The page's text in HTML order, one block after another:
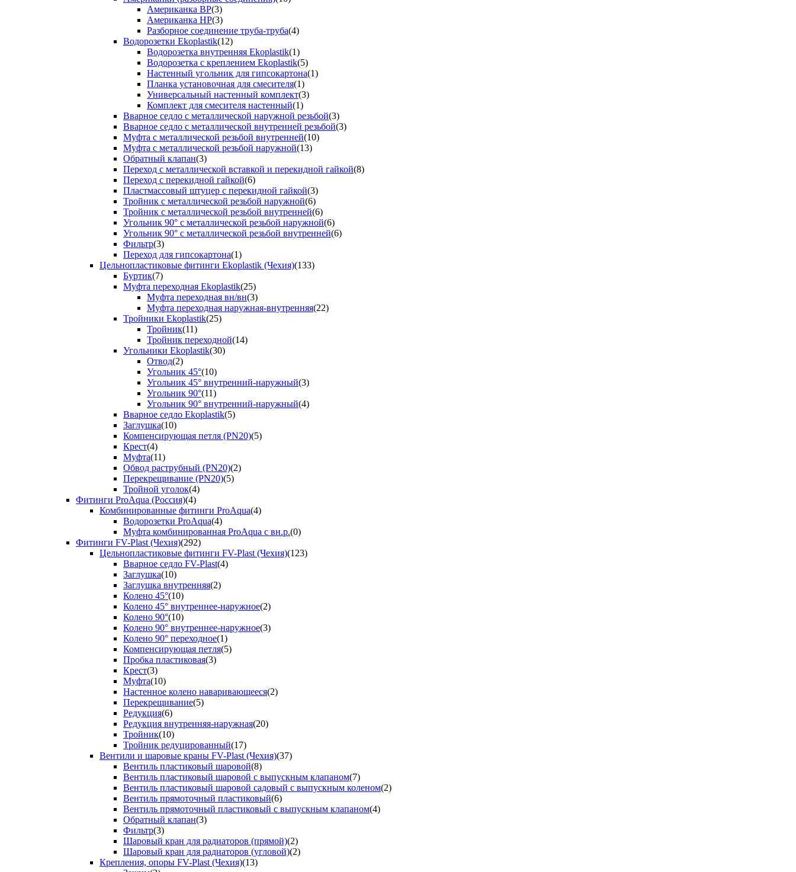
Американка ВР(3)
Американка НР(3)
Разборное соединение труба-труба(4)
Водорозетки Ekoplastik(12)
Водорозетка внутренняя Ekoplastik(1)
Водорозетка с креплением Ekoplastik(5)
Настенный угольник для гипсокартона(1)
Планка установочная для смесителя(1)
Универсальный настенный комплект(3)
Комплект для смесителя настенный(1)
Вварное седло с металлической наружной резьбой(3)
Вварное седло с металлической внутренней резьбой(3)
Муфта с металлической резьбой внутренней(10)
Муфта с металлической резьбой наружной(13)
Обратный клапан(3)
Переход с металлической вставкой и перекидной гайкой(8)
Переход с перекидной гайкой(6)
Пластмассовый штуцер с перекидной гайкой(3)
Тройник с металлической резьбой наружной(6)
Тройник с металлической резьбой внутренней(6)
Угольник 90° с металлической резьбой наружной(6)
Угольник 90° с металлической резьбой внутренней(6)
Фильтр(3)
Переход для гипсокартона(1)
Цельнопластиковые фитинги Ekoplastik (Чехия)(133)
Буртик(7)
Муфта переходная Ekoplastik(25)
Муфта переходная вн/вн(3)
Муфта переходная наружная-внутренняя(22)
Тройники Ekoplastik(25)
Тройник(11)
Тройник переходной(14)
Угольники Ekoplastik(30)
Отвод(2)
Угольник 45°(10)
Угольник 45° внутренний-наружный(3)
Угольник 90°(11)
Угольник 90° внутренний-наружный(4)
Вварное седло Ekoplastik(5)
Заглушка(10)
Компенсирующая петля (PN20)(5)
Крест(4)
Муфта(11)
Обвод раструбный (PN20)(2)
Перекрещивание (PN20)(5)
Тройной уголок(4)
Фитинги ProAqua (Россия)(4)
Комбинированные фитинги ProAqua(4)
Водорозетки ProAqua(4)
Муфта комбинированная ProAqua с вн.р.(0)
Фитинги FV-Plast (Чехия)(292)
Цельнопластиковые фитинги FV-Plast (Чехия)(123)
Вварное седло FV-Plast(4)
Заглушка(10)
Заглушка внутренняя(2)
Колено 45°(10)
Колено 45° внутреннее-наружное(2)
Колено 90°(10)
Колено 90° внутреннее-наружное(3)
Колено 90° переходное(1)
Компенсирующая петля(5)
Пробка пластиковая(3)
Крест(3)
Муфта(10)
Настенное колено наваривающееся(2)
Перекрещивание(5)
Редукция(6)
Редукция внутренняя-наружная(20)
Тройник(10)
Тройник редуцированный(17)
Вентили и шаровые краны FV-Plast (Чехия)(37)
Вентиль пластиковый шаровой(8)
Вентиль пластиковый шаровой с выпускным клапаном(7)
Вентиль пластиковый шаровой садовый с выпускным коленом(2)
Вентиль прямоточный пластиковый(6)
Вентиль прямоточный пластиковый с выпускным клапаном(4)
Обратный клапан(3)
Фильтр(3)
Шаровый кран для радиаторов (прямой)(2)
Шаровый кран для радиаторов (угловой)(2)
Крепления, опоры FV-Plast (Чехия)(13)